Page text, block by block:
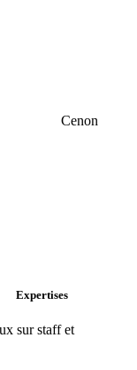
Cenon
Expertises
sur staff et